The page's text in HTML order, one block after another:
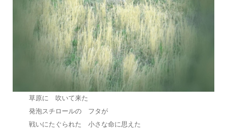
草原に 吹いて来た
発泡スチロールの フタが
戦いにたぐられた 小さな命に思えた